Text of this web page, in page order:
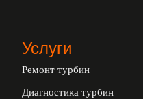
Услуги
Ремонт турбин
Диагностика турбин